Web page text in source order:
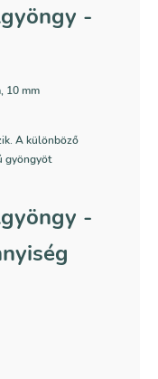
-
10 mm
A különböző
gyöngyöt
-